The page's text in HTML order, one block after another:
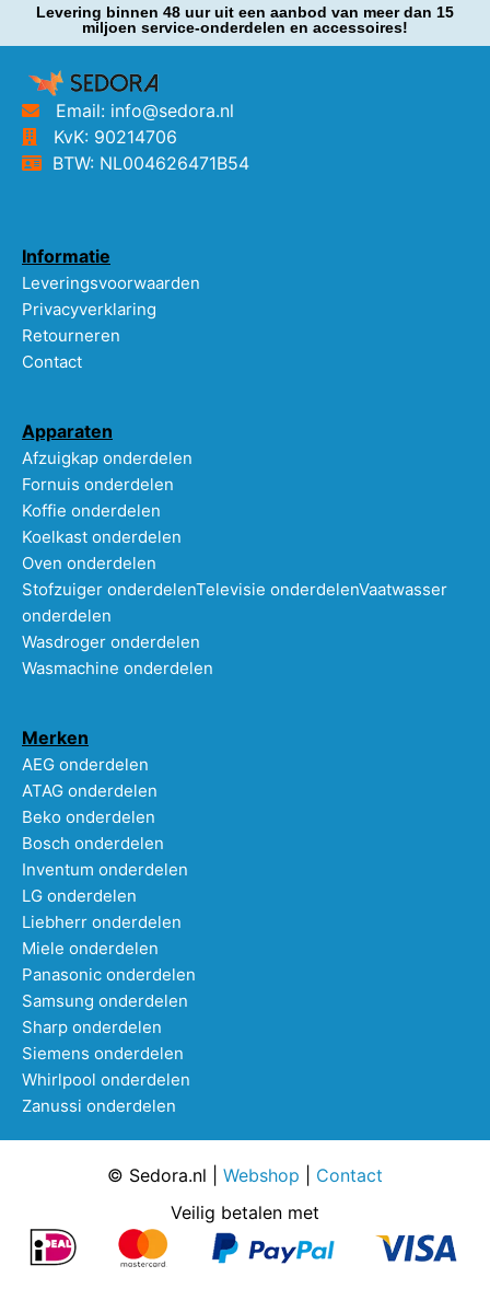
Levering binnen 48 uur uit een aanbod van meer dan 15
miljoen service-onderdelen en accessoires!
Email: info@sedora.nl
KvK: 90214706
BTW: NL004626471B54
Informatie
Leveringsvoorwaarden
Privacyverklaring
Retourneren
Contact
Apparaten
Afzuigkap onderdelen
Fornuis onderdelen
Koffie onderdelen
Koelkast onderdelen
Oven onderdelen
Stofzuiger onderdelenTelevisie onderdelenVaatwasser
onderdelen
Wasdroger onderdelen
Wasmachine onderdelen
Merken
AEG onderdelen
ATAG onderdelen
Beko onderdelen
Bosch onderdelen
Inventum onderdelen
LG onderdelen
Liebherr onderdelen
Miele onderdelen
Panasonic onderdelen
Samsung onderdelen
Sharp onderdelen
Siemens onderdelen
Whirlpool onderdelen
Zanussi onderdelen
© Sedora.nl | Webshop
Contact
Veilig betalen met